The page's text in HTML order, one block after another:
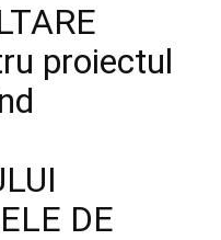
proiectul
DE